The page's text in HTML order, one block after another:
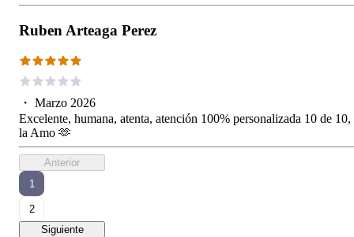
Ruben Arteaga Perez
・ Marzo 2026
Excelente, humana, atenta, atención 100% personalizada 10 de 10,
la Amo 🫶
Anterior
1
2
Siguiente